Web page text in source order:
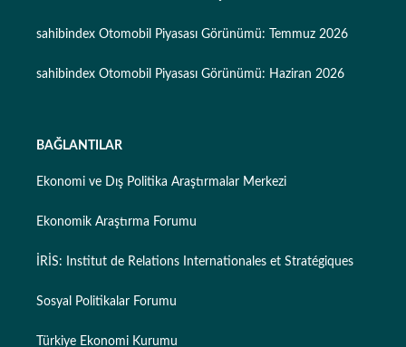
sahibindex Otomobil Piyasası Görünümü: Temmuz 2026
sahibindex Otomobil Piyasası Görünümü: Haziran 2026
BAĞLANTILAR
Ekonomi ve Dış Politika Araştırmalar Merkezi
Ekonomik Araştırma Forumu
İRİS: Institut de Relations Internationales et Stratégiques
Sosyal Politikalar Forumu
Türkiye Ekonomi Kurumu